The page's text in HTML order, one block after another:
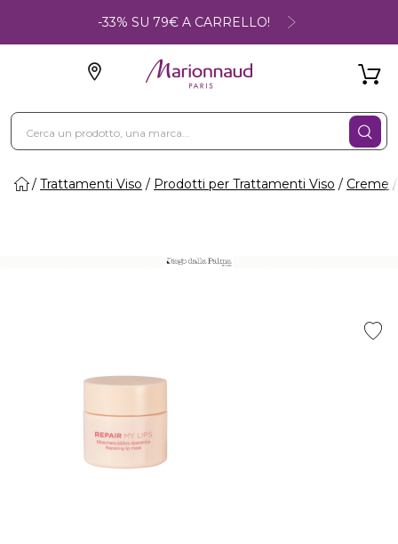
-33% SU 79€ A CARRELLO!
Trattamenti Viso Prodotti per Trattamenti Viso Creme